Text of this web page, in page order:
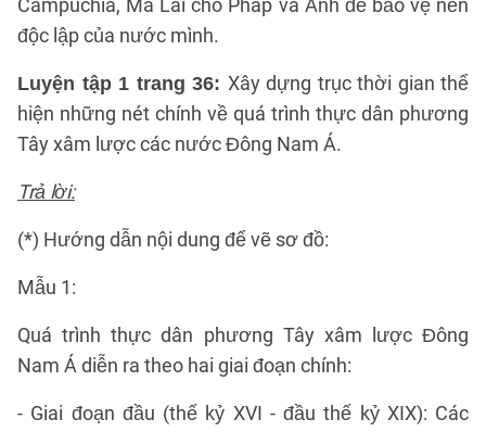
Campuchia, Mã Lai cho Pháp và Anh để bảo vệ nền
độc lập của nước mình.
Luyện tập 1 trang 36: Xây dựng trục thời gian thể
hiện những nét chính về quá trình thực dân phương
Tây xâm lược các nước Đông Nam Á.
Trả lời:
(*) Hướng dẫn nội dung để vẽ sơ đồ:
Mẫu 1:
Quá trình thực dân phương Tây xâm lược Đông
Nam Á diễn ra theo hai giai đoạn chính:
- Giai đoạn đầu (thế kỷ XVI - đầu thế kỷ XIX): Các